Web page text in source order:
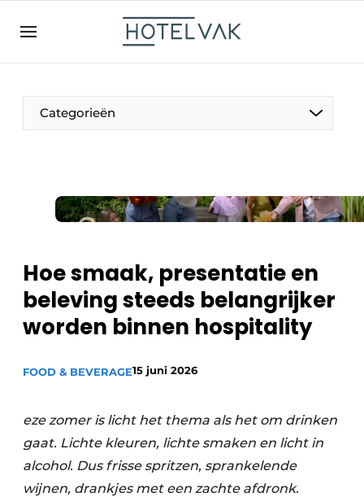
EN
NL
EN
FR
Categorieën
De Pen
Projecten
Housekeeping
Hoe smaak, presentatie en
beleving steeds belangrijker
worden binnen hospitality
FOOD & BEVERAGE15 juni 2026
eze zomer is licht het thema als het om drinken
gaat. Lichte kleuren, lichte smaken en licht in
alcohol. Dus frisse spritzen, sprankelende
wijnen, drankjes met een zachte afdronk.